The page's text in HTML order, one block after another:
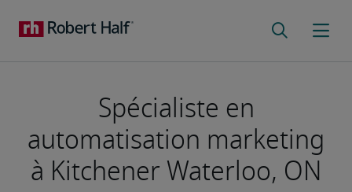
Spécialiste en
automatisation marketing
à Kitchener Waterloo, ON